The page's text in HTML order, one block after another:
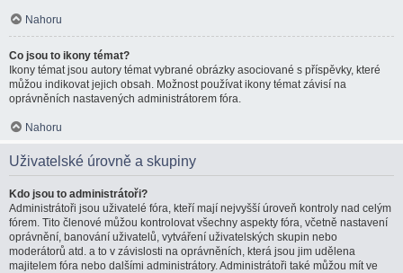
Nahoru
Co jsou to ikony témat?
Ikony témat jsou autory témat vybrané obrázky asociované s příspěvky, které
můžou indikovat jejich obsah. Možnost používat ikony témat závisí na
oprávněních nastavených administrátorem fóra.
Nahoru
Uživatelské úrovně a skupiny
Kdo jsou to administrátoři?
Administrátoři jsou uživatelé fóra, kteří mají nejvyšší úroveň kontroly nad celým
fórem. Tito členové můžou kontrolovat všechny aspekty fóra, včetně nastavení
oprávnění, banování uživatelů, vytváření uživatelských skupin nebo
moderátorů atd. a to v závislosti na oprávněních, která jsou jim udělena
majitelem fóra nebo dalšími administrátory. Administrátoři také můžou mít ve